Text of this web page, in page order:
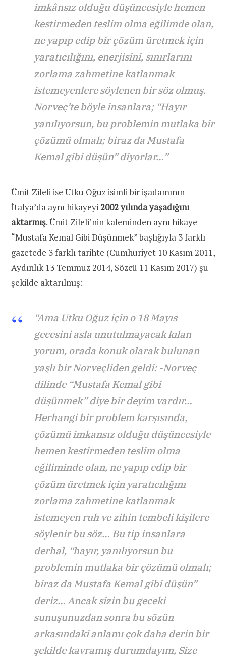
imkânsız olduğu düşüncesiyle hemen
kestirmeden teslim olma eğilimde olan,
ne yapıp edip bir çözüm üretmek için
yaratıcılığını, enerjisini, sınırlarını
zorlama zahmetine katlanmak
istemeyenlere söylenen bir söz olmuş.
Norveç’te böyle insanlara; “Hayır
yanılıyorsun, bu problemin mutlaka bir
çözümü olmalı; biraz da Mustafa
Kemal gibi düşün” diyorlar…”
Ümit Zileli ise Utku Oğuz isimli bir işadamının
İtalya’da aynı hikayeyi2002 yılında yaşadığını
aktarmış. Ümit Zileli’nin kaleminden aynı hikaye
“Mustafa Kemal Gibi Düşünmek” başlığıyla 3 farklı
gazetede 3 farklı tarihte (Cumhuriyet 10 Kasım 2011,
Aydınlık 13 Temmuz 2014, Sözcü 11 Kasım 2017) şu
şekilde aktarılmış:
“Ama Utku Oğuz için o 18 Mayıs
gecesini asla unutulmayacak kılan
yorum, orada konuk olarak bulunan
yaşlı bir Norveçliden geldi: -Norveç
dilinde “Mustafa Kemal gibi
düşünmek” diye bir deyim vardır…
Herhangi bir problem karşısında,
çözümü imkansız olduğu düşüncesiyle
hemen kestirmeden teslim olma
eğiliminde olan, ne yapıp edip bir
çözüm üretmek için yaratıcılığını
zorlama zahmetine katlanmak
istemeyen ruh ve zihin tembeli kişilere
söylenir bu söz… Bu tip insanlara
derhal, “hayır, yanılıyorsun bu
problemin mutlaka bir çözümü olmalı;
biraz da Mustafa Kemal gibi düşün”
deriz… Ancak sizin bu geceki
sunuşunuzdan sonra bu sözün
arkasındaki anlamı çok daha derin bir
şekilde kavramış durumdayım, Size